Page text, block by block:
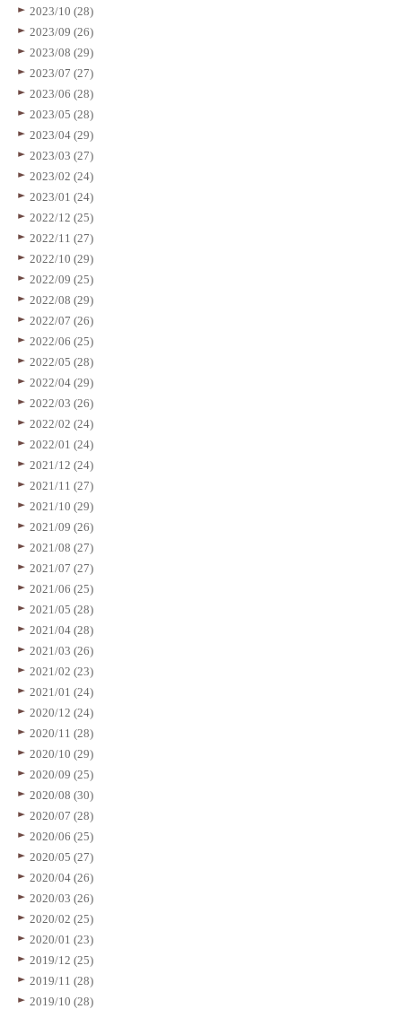
2023/10 (28)
2023/09 (26)
2023/08 (29)
2023/07 (27)
2023/06 (28)
2023/05 (28)
2023/04 (29)
2023/03 (27)
2023/02 (24)
2023/01 (24)
2022/12 (25)
2022/11 (27)
2022/10 (29)
2022/09 (25)
2022/08 (29)
2022/07 (26)
2022/06 (25)
2022/05 (28)
2022/04 (29)
2022/03 (26)
2022/02 (24)
2022/01 (24)
2021/12 (24)
2021/11 (27)
2021/10 (29)
2021/09 (26)
2021/08 (27)
2021/07 (27)
2021/06 (25)
2021/05 (28)
2021/04 (28)
2021/03 (26)
2021/02 (23)
2021/01 (24)
2020/12 (24)
2020/11 (28)
2020/10 (29)
2020/09 (25)
2020/08 (30)
2020/07 (28)
2020/06 (25)
2020/05 (27)
2020/04 (26)
2020/03 (26)
2020/02 (25)
2020/01 (23)
2019/12 (25)
2019/11 (28)
2019/10 (28)